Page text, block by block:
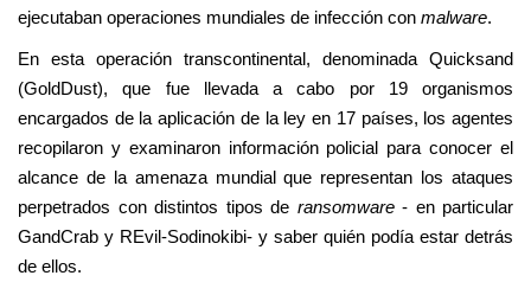
ejecutaban operaciones mundiales de infección con malware.
En esta operación transcontinental, denominada Quicksand
(GoldDust), que fue llevada a cabo por 19 organismos
encargados de la aplicación de la ley en 17 países, los agentes
recopilaron y examinaron información policial para conocer el
alcance de la amenaza mundial que representan los ataques
perpetrados con distintos tipos de ransomware- en particular
GandCrab y REvil-Sodinokibi- y saber quién podía estar detrás
de ellos.